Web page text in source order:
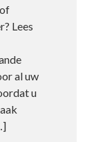
Lees
al uw
u